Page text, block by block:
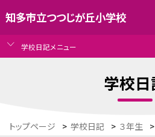
知多市立つつじが丘小学校
学校日記メニュー
学校
トップページ > 学校日記 > ３年生 >